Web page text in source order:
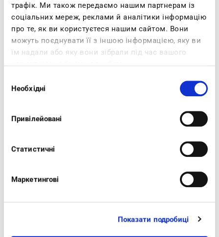
трафік. Ми також передаємо нашим партнерам із
соціальних мереж, реклами й аналітики інформацію
про те, як ви користуєтеся нашим сайтом. Вони
можуть поєднувати її з іншою інформацією, яку ви
їм надали або яку вони зібрали під час вашого
згоди
Необхідні
Привілейовані
Статистичні
Маркетингові
Показати подробиці